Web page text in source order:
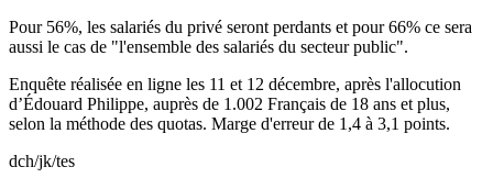
Pour 56%, les salariés du privé seront perdants et pour 66% ce sera
aussi le cas de "l'ensemble des salariés du secteur public".
Enquête réalisée en ligne les 11 et 12 décembre, après l'allocution
d’Édouard Philippe, auprès de 1.002 Français de 18 ans et plus,
selon la méthode des quotas. Marge d'erreur de 1,4 à 3,1 points.
dch/jk/tes